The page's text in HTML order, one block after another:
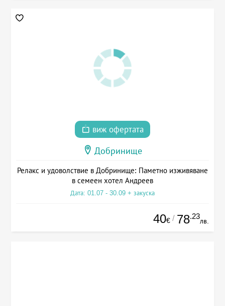
виж офертата
Добринище
Релакс и удоволствие в Добринище: Паметно изживяване
в семеен хотел Андреев
Дата: 01.07 - 30.09 + закуска
40€ / 78.23
лв.